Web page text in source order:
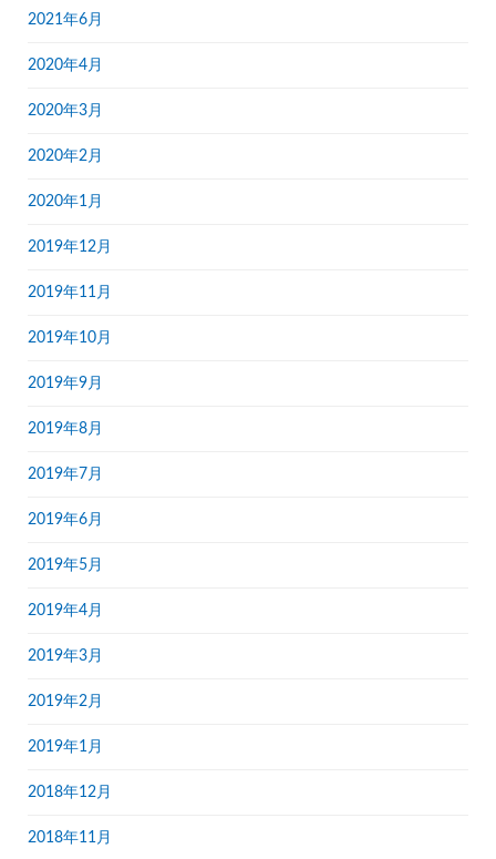
2021年6月
2020年4月
2020年3月
2020年2月
2020年1月
2019年12月
2019年11月
2019年10月
2019年9月
2019年8月
2019年7月
2019年6月
2019年5月
2019年4月
2019年3月
2019年2月
2019年1月
2018年12月
2018年11月